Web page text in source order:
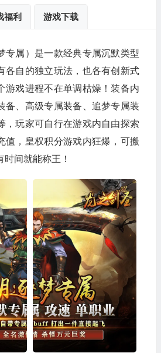
福利 游戏下载
专属）是一款经典专属沉默类型
各自的独立玩法，也各有创新式
游戏进程不在单调枯燥！装备内
备、高级专属装备、追梦专属装
，玩家可自行在游戏内自由探索
值，皇权积分游戏内狂爆，可搬
间就能称王！